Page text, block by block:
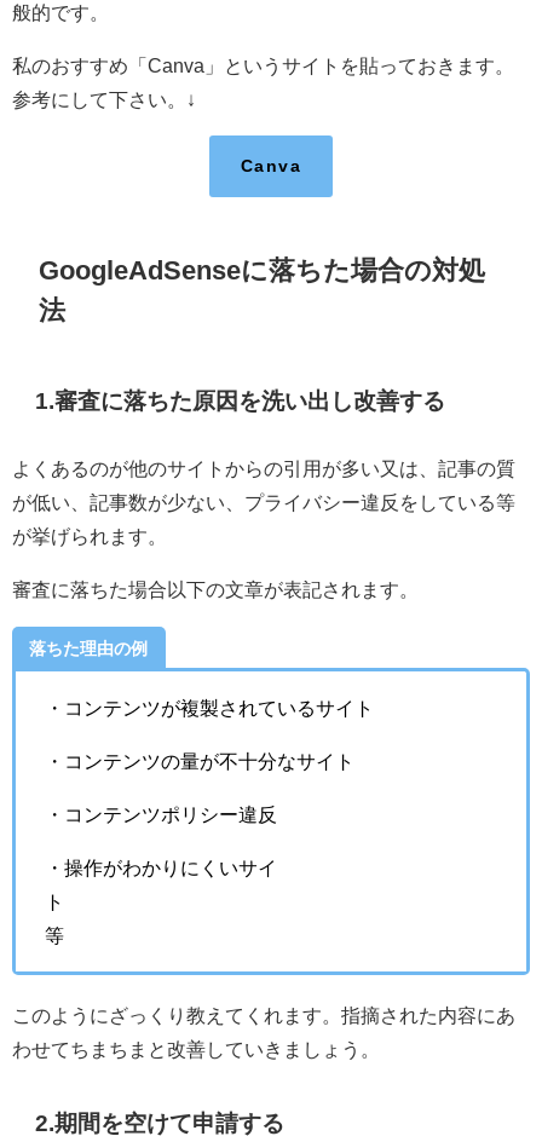
般的です。
私のおすすめ「Canva」というサイトを貼っておきます。
参考にして下さい。↓
Canva
GoogleAdSenseに落ちた場合の対処
法
1.審査に落ちた原因を洗い出し改善する
よくあるのが他のサイトからの引用が多い又は、記事の質
が低い、記事数が少ない、プライバシー違反をしている等
が挙げられます。
審査に落ちた場合以下の文章が表記されます。
落ちた理由の例
・コンテンツが複製されているサイト
・コンテンツの量が不十分なサイト
・コンテンツポリシー違反
・操作がわかりにくいサイ
等
このようにざっくり教えてくれます。指摘された内容にあ
わせてちまちまと改善していきましょう。
2.期間を空けて申請する